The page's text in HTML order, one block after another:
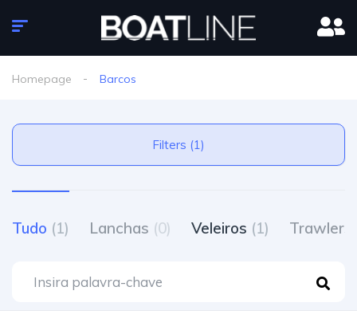
Homepage Barcos
Filters (1)
Tudo (1) Lanchas (0) Veleiros (1) Trawlers